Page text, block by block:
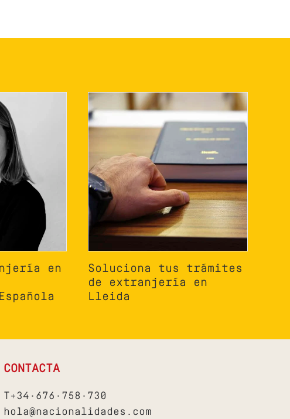
en
Soluciona tus trámites
de extranjería en
Lleida
CONTACTA
T+34·676·758·730
hola@nacionalidades.com